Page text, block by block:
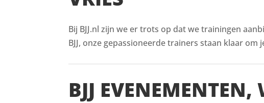
Bij BJJ.nl zijn we er trots op dat we trainingen
BJJ, onze gepassioneerde trainers staan klaar
BJJ